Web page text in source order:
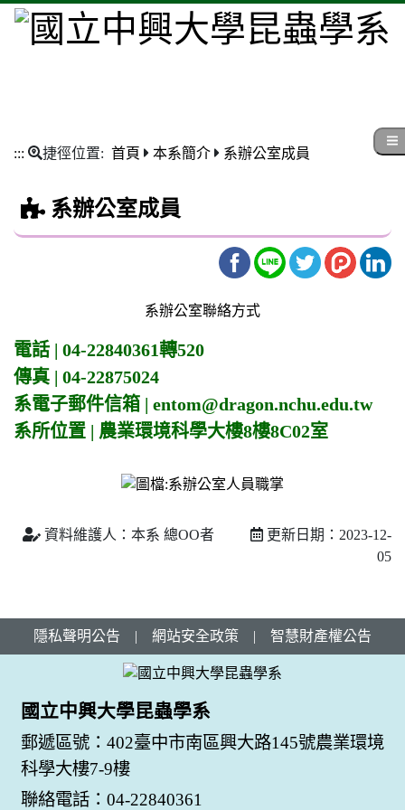
::: 捷徑位置: 首頁 本系簡介 系辦公室成員
系辦公室成員
系辦公室聯絡方式
電話 | 04-22840361轉520
傳真 | 04-22875024
系電子郵件信箱 | entom@dragon.nchu.edu.tw
系所位置 | 農業環境科學大樓8樓8C02室
資料維護人：本系 總OO者
更新日期：2023-12-
05
隱私聲明公告 | 網站安全政策 | 智慧財產權公告
國立中興大學昆蟲學系
郵遞區號：402臺中市南區興大路145號農業環境
科學大樓7-9樓
聯絡電話：04-22840361